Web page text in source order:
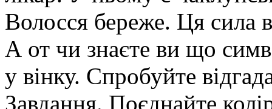
Волосся береже. Ця сила
А от чи знаєте ви що
у вінку. Спробуйте
Завдання. Поєднайте